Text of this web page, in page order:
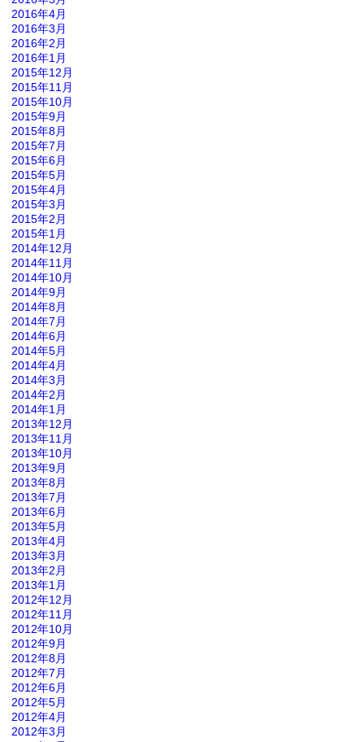
2016年4月
2016年3月
2016年2月
2016年1月
2015年12月
2015年11月
2015年10月
2015年9月
2015年8月
2015年7月
2015年6月
2015年5月
2015年4月
2015年3月
2015年2月
2015年1月
2014年12月
2014年11月
2014年10月
2014年9月
2014年8月
2014年7月
2014年6月
2014年5月
2014年4月
2014年3月
2014年2月
2014年1月
2013年12月
2013年11月
2013年10月
2013年9月
2013年8月
2013年7月
2013年6月
2013年5月
2013年4月
2013年3月
2013年2月
2013年1月
2012年12月
2012年11月
2012年10月
2012年9月
2012年8月
2012年7月
2012年6月
2012年5月
2012年4月
2012年3月